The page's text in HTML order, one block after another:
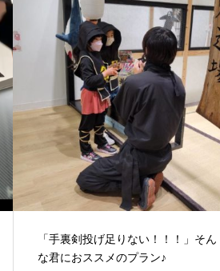
小学一年生の本気